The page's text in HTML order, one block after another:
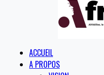
ACCUEIL
A PROPOS